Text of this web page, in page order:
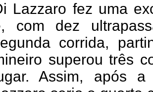
Lazzaro fez uma
com dez
corrida,
superou três
Assim, após